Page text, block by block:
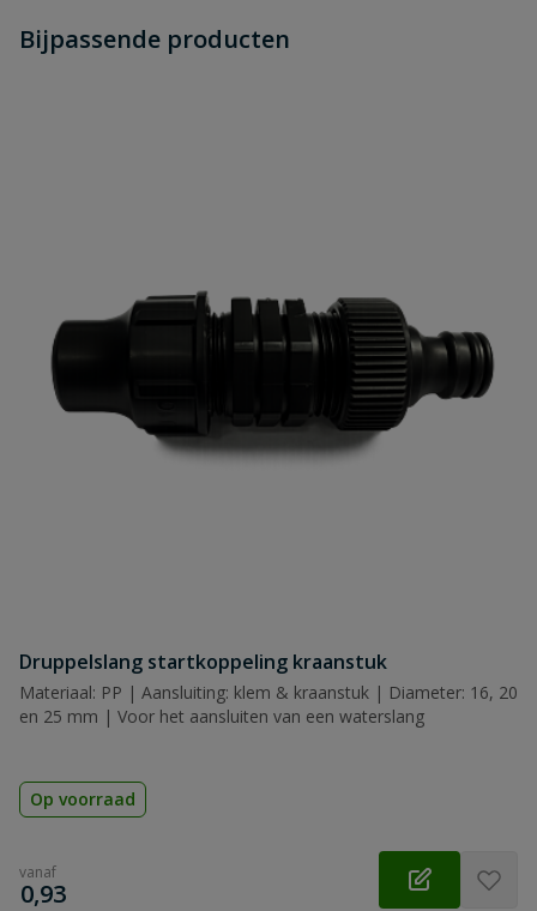
dit product?
Schrijf zelf een beoordeling
Naam
Samenvatting
Beoordeling versturen
Bijpassende producten
Druppelslang startkoppeling kraanstuk
Materiaal: PP | Aansluiting: klem & kraanstuk | Diameter: 16, 20
en 25 mm | Voor het aansluiten van een waterslang
Op voorraad
vanaf
€
0,93